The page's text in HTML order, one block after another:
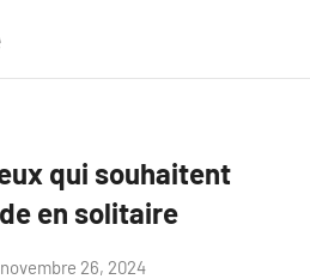
qui souhaitent
en solitaire
novembre 26, 2024